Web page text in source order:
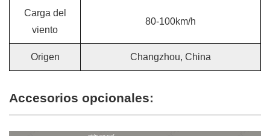
Carga del
viento
80-100km/h
Origen Changzhou, China
Accesorios opcionales: